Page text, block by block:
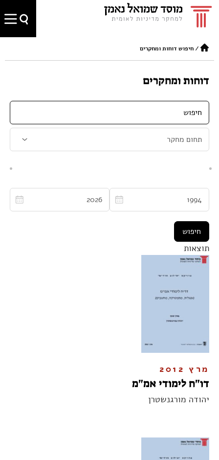
/חיפוש דוחות ומחקרים
דוחות ומחקרים
תוצאות
מרץ 2012
דו"ח לימודי אמ"מ
יהודה מורגנשטרן